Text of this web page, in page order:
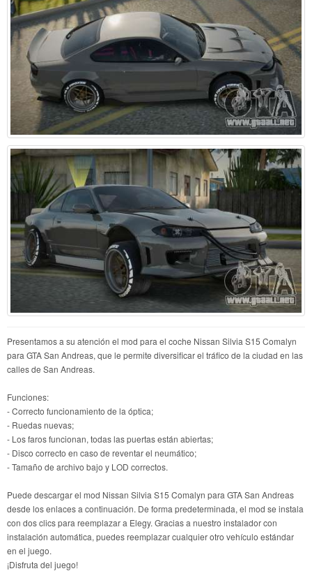
Presentamos a su atención el mod para el coche Nissan Silvia S15 Comalyn
para GTA San Andreas, que le permite diversificar el tráfico de la ciudad en las
calles de San Andreas.
Funciones:
- Correcto funcionamiento de la óptica;
- Ruedas nuevas;
- Los faros funcionan, todas las puertas están abiertas;
- Disco correcto en caso de reventar el neumático;
- Tamaño de archivo bajo y LOD correctos.
Puede descargar el mod Nissan Silvia S15 Comalyn para GTA San Andreas
desde los enlaces a continuación. De forma predeterminada, el mod se instala
con dos clics para reemplazar a Elegy. Gracias a nuestro instalador con
instalación automática, puedes reemplazar cualquier otro vehículo estándar
en el juego.
¡Disfruta del juego!